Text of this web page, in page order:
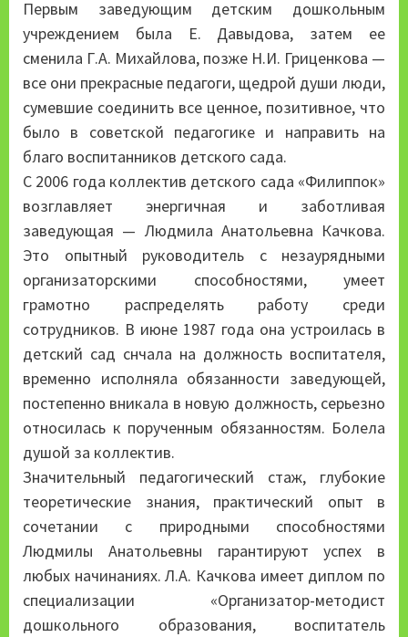
Первым заведующим детским дошкольным
учреждением была Е. Давыдова, затем ее
сменила Г.А. Михайлова, позже Н.И. Гриценкова —
все они прекрасные педагоги, щедрой души люди,
сумевшие соединить все ценное, позитивное, что
было в советской педагогике и направить на
благо воспитанников детского сада.
С 2006 года коллектив детского сада «Филиппок»
возглавляет энергичная и заботливая
заведующая — Людмила Анатольевна Качкова.
Это опытный руководитель с незаурядными
организаторскими способностями, умеет
грамотно распределять работу среди
сотрудников. В июне 1987 года она устроилась в
детский сад снчала на должность воспитателя,
временно исполняла обязанности заведующей,
постепенно вникала в новую должность, серьезно
относилась к порученным обязанностям. Болела
душой за коллектив.
Значительный педагогический стаж, глубокие
теоретические знания, практический опыт в
сочетании с природными способностями
Людмилы Анатольевны гарантируют успех в
любых начинаниях. Л.А. Качкова имеет диплом по
специализации «Организатор-методист
дошкольного образования, воспитатель